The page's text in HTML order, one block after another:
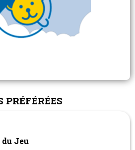
PRÉFÉRÉES
du Jeu